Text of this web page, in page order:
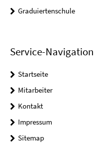
Graduiertenschule
Service-Navigation
Startseite
Mitarbeiter
Kontakt
Impressum
Sitemap